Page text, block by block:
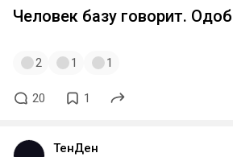
миньки, слушаем умную тётю и
Человек базу говорит.
2 1 1
20 1
ТенДен